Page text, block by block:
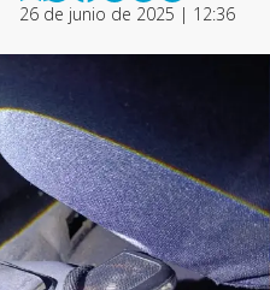
26 de junio de 2025 | 12:36